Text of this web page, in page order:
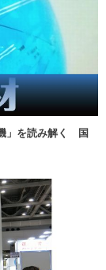
」を読み解く 国